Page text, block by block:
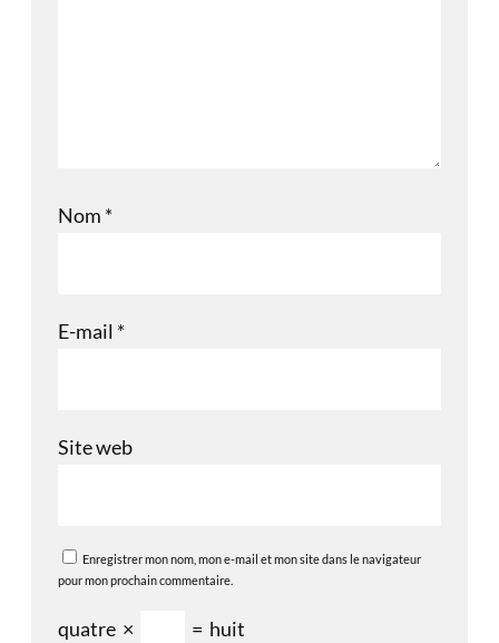
Nom *
E-mail *
Site web
Enregistrer mon nom, mon e-mail et mon site dans le navigateur
pour mon prochain commentaire.
quatre × = huit